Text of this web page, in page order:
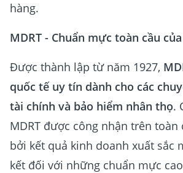
hàng.
MDRT - Chuẩn mực toàn cầu
Được thành lập từ năm 1927,
quốc tế uy tín dành cho các
tài chính và bảo hiểm nhân thọ.
MDRT được công nhận trên toàn
bởi kết quả kinh doanh xuất sắc
kết đối với những chuẩn mực